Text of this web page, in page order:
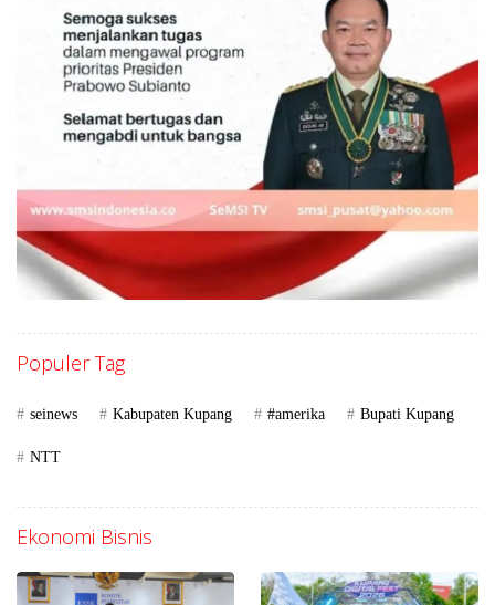
Populer Tag
seinews Kabupaten Kupang #amerika Bupati Kupang
NTT
Ekonomi Bisnis